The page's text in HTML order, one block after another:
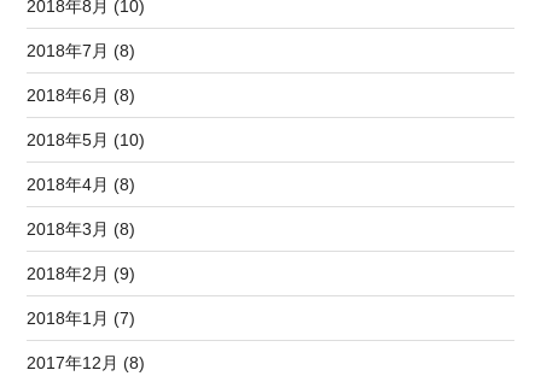
2018年8月 (10)
2018年7月 (8)
2018年6月 (8)
2018年5月 (10)
2018年4月 (8)
2018年3月 (8)
2018年2月 (9)
2018年1月 (7)
2017年12月 (8)